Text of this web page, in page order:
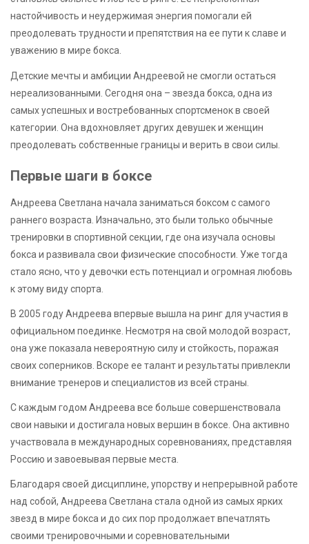
настойчивость и неудержимая энергия помогали ей
преодолевать трудности и препятствия на ее пути к славе и
уважению в мире бокса.
Детские мечты и амбиции Андреевой не смогли остаться
нереализованными. Сегодня она – звезда бокса, одна из
самых успешных и востребованных спортсменок в своей
категории. Она вдохновляет других девушек и женщин
преодолевать собственные границы и верить в свои силы.
Первые шаги в боксе
Андреева Светлана начала заниматься боксом с самого
раннего возраста. Изначально, это были только обычные
тренировки в спортивной секции, где она изучала основы
бокса и развивала свои физические способности. Уже тогда
стало ясно, что у девочки есть потенциал и огромная любовь
к этому виду спорта.
В 2005 году Андреева впервые вышла на ринг для участия в
официальном поединке. Несмотря на свой молодой возраст,
она уже показала невероятную силу и стойкость, поражая
своих соперников. Вскоре ее талант и результаты привлекли
внимание тренеров и специалистов из всей страны.
С каждым годом Андреева все больше совершенствовала
свои навыки и достигала новых вершин в боксе. Она активно
участвовала в международных соревнованиях, представляя
Россию и завоевывая первые места.
Благодаря своей дисциплине, упорству и непрерывной работе
над собой, Андреева Светлана стала одной из самых ярких
звезд в мире бокса и до сих пор продолжает впечатлять
своими тренировочными и соревновательными